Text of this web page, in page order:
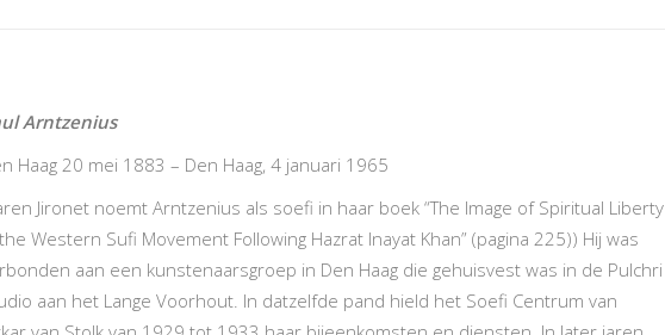
Arntzenius
Haag 20 mei 1883 – Den Haag, 4 januari 1965
Jironet noemt Arntzenius als soefi in haar boek “The Image of Spiritual Liberty
Western Sufi Movement Following Hazrat Inayat Khan” (pagina 225)) Hij was
aan een kunstenaarsgroep in Den Haag die gehuisvest was in de Pulchri
aan het Lange Voorhout. In datzelfde pand hield het Soefi Centrum van